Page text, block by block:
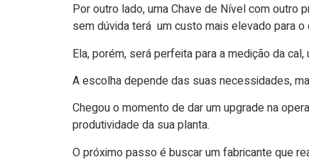
Por outro lado, uma Chave de Nível com outro
sem dúvida terá um custo mais elevado para
Ela, porém, será perfeita para a medição da
A escolha depende das suas necessidades,
Chegou o momento de dar um upgrade na
produtividade da sua planta.
O próximo passo é buscar um fabricante que